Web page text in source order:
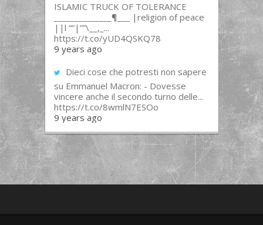
ISLAMIC TRUCK OF TOLERANCE
______________¶___ |religion of peace
||l “”|””\__,_...
https://t.co/yUD4QSKQ78
9 years ago
Dieci cose che potresti non sapere
su Emmanuel Macron: - Dovesse
vincere anche il secondo turno delle...
https://t.co/8wmlN7ESOo
9 years ago